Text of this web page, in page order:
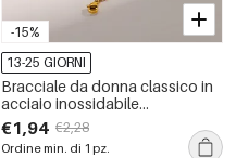
-15%
13-25 GIORNI
Bracciale da donna classico in
acciaio inossidabile
impermeabile color oro con
strass e catena.
€1,94 €2,28
Ordine min. di 1 pz.